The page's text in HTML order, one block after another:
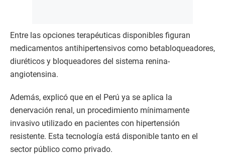
Entre las opciones terapéuticas disponibles figuran
medicamentos antihipertensivos como betabloqueadores,
diuréticos y bloqueadores del sistema renina-
angiotensina.
Además, explicó que en el Perú ya se aplica la
denervación renal, un procedimiento mínimamente
invasivo utilizado en pacientes con hipertensión
resistente. Esta tecnología está disponible tanto en el
sector público como privado.